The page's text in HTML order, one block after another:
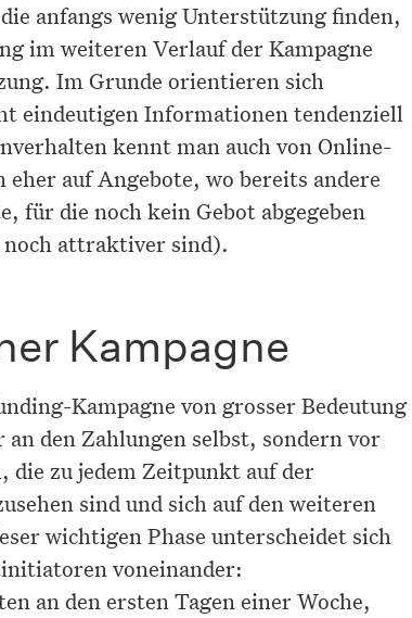
anfangs wenig Unterstützung finden,
im weiteren Verlauf der Kampagne
Im Grunde orientieren sich
eindeutigen Informationen tendenziell
kennt man auch von Online-
auf Angebote, wo bereits andere
für die noch kein Gebot abgegeben
noch attraktiver sind).
Kampagne
Kampagne von grosser Bedeutung
den Zahlungen selbst, sondern vor
die zu jedem Zeitpunkt auf der
sind und sich auf den weiteren
wichtigen Phase unterscheidet sich
voneinander:
an den ersten Tagen einer Woche,